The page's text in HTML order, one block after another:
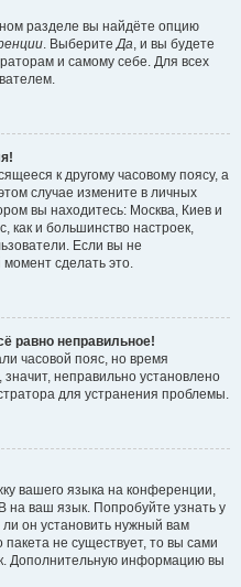
разделе вы найдёте опцию
. ВыберитеДа, и вы будете
и самому себе. Для всех
к другому часовому поясу, а
случае измените в личных
вы находитесь: Москва, Киев и
как и большинство настроек,
Если вы не
сделать это.
равно неправильное!
часовой пояс, но время
неправильно установлено
для устранения проблемы.
вашего языка на конференции,
на ваш язык. Попробуйте узнать у
он установить нужный вам
пакета не существует, то вы сами
Дополнительную информацию вы